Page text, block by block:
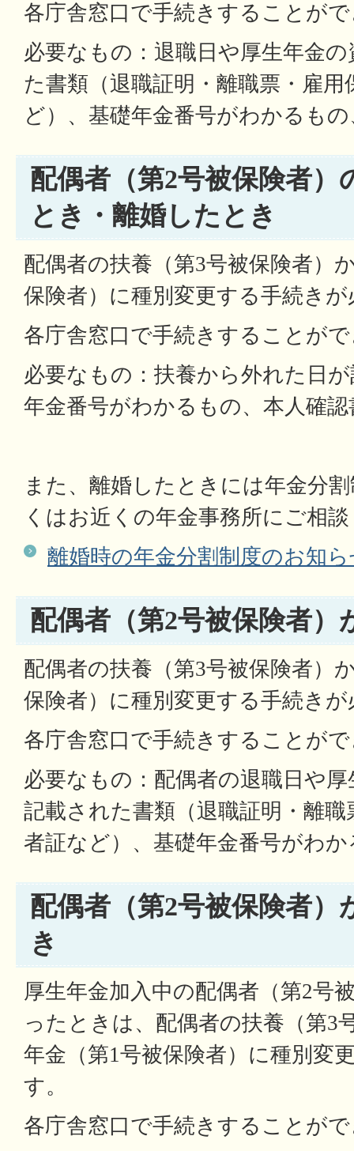
各庁舎窓口で手続きすることが
必要なもの：退職日や厚生年金
た書類（退職証明・離職票・雇用
ど）、基礎年金番号がわかるも
配偶者（第2号被保険者）
とき・離婚したとき
配偶者の扶養（第3号被保険者）
保険者）に種別変更する手続き
各庁舎窓口で手続きすることが
必要なもの：扶養から外れた日
年金番号がわかるもの、本人確認
また、離婚したときには年金分
くはお近くの年金事務所にご相
離婚時の年金分割制度のお知
配偶者（第2号被保険者）
配偶者の扶養（第3号被保険者）
保険者）に種別変更する手続き
各庁舎窓口で手続きすることが
必要なもの：配偶者の退職日や
記載された書類（退職証明・離
者証など）、基礎年金番号がわ
配偶者（第2号被保険者）
き
厚生年金加入中の配偶者（第2号
ったときは、配偶者の扶養（第3
年金（第1号被保険者）に種別変
す。
各庁舎窓口で手続きすることが